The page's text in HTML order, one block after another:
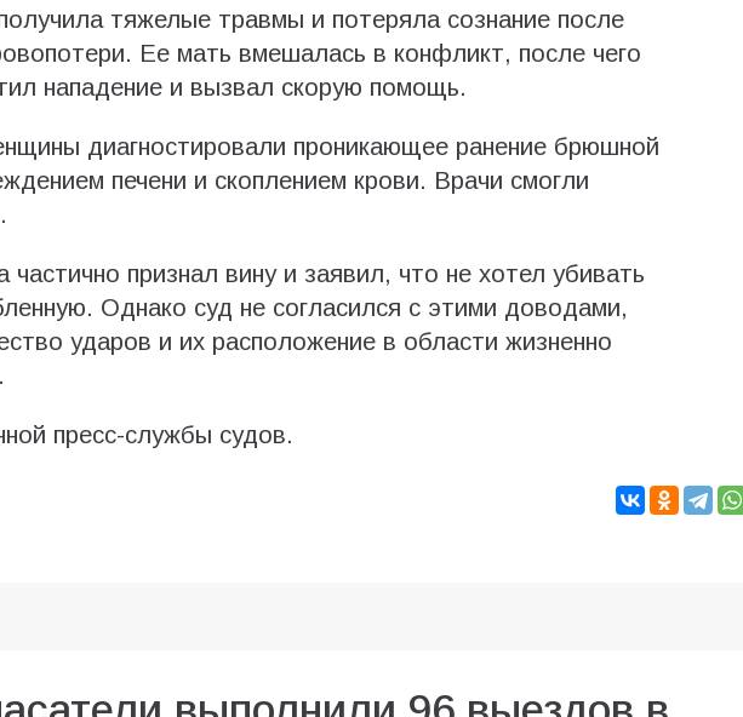
тяжелые травмы и потеряла сознание после
Ее мать вмешалась в конфликт, после чего
нападение и вызвал скорую помощь.
диагностировали проникающее ранение брюшной
печени и скоплением крови. Врачи смогли
частично признал вину и заявил, что не хотел убивать
Однако суд не согласился с этими доводами,
ударов и их расположение в области жизненно
пресс-службы судов.